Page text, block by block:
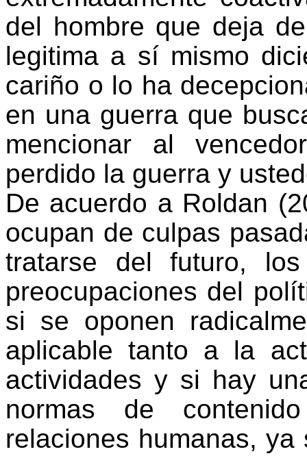
del hombre que deja
legitima a sí mismo
cariño o lo ha
en una guerra que
mencionar al
perdido la guerra y
De acuerdo a Roldan
ocupan de culpas
tratarse del futuro,
preocupaciones del
si se oponen
aplicable tanto a la
actividades y si hay
normas de
relaciones humanas,